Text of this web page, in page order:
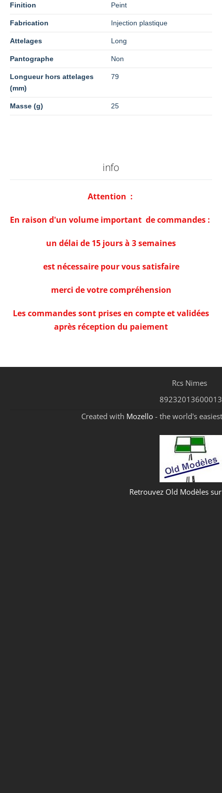
info
Attention :
En raison d'un volume important de commandes :
un délai de 15 jours à 3 semaines
est nécessaire pour vous satisfaire
merci de votre compréhension
Les commandes sont prises en compte et validées
après réception du paiement
Finition Peint
Fabrication Injection plastique
Attelages Long
Pantographe Non
Longueur hors attelages
(mm)
79
Masse (g) 25
Rcs Nimes
89232013600013
Created with Mozello - the world's
Retrouvez Old Modèles